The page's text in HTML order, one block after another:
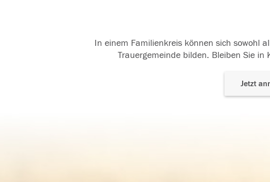
In einem Familienkreis können sich sowohl
Trauergemeinde bilden. Bleiben Sie
Jetzt